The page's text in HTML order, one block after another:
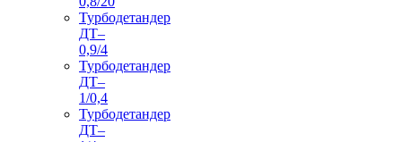
Турбодетандер
ДТ–
0,9/4
Турбодетандер
ДТ–
1/0,4
Турбодетандер
ДТ–